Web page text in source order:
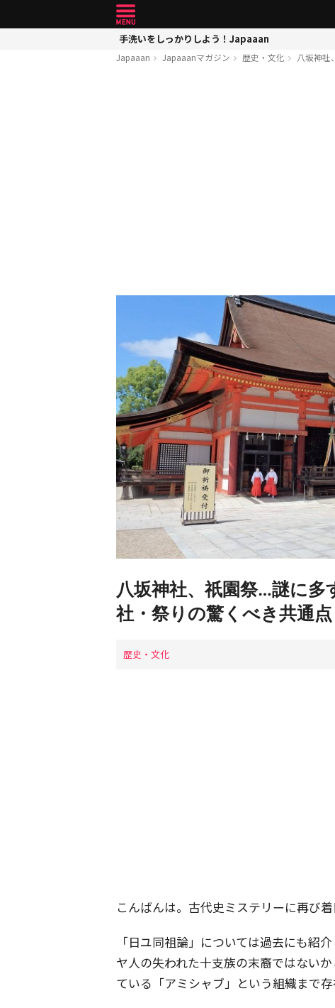
手洗いをしっかりしよう！Japaaan
Japaaan Japaaanマガジン 歴史・文化 八坂神社
八坂神社、祇園祭…謎に
社・祭りの驚くべき共通点
歴史・文化
こんばんは。古代史ミステリーに再び着
「日ユ同祖論」については過去にも紹
ヤ人の失われた十支族の末裔ではない
ている「アミシャブ」という組織まで存